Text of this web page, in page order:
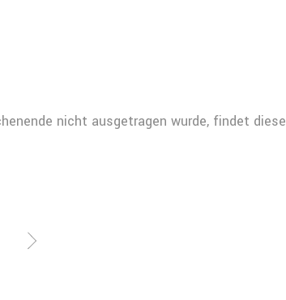
nicht ausgetragen wurde, findet diese